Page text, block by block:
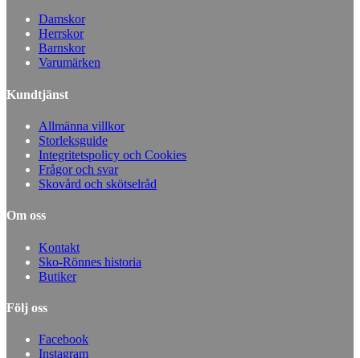
Damskor
Herrskor
Barnskor
Varumärken
Kundtjänst
Allmänna villkor
Storleksguide
Integritetspolicy och Cookies
Frågor och svar
Skovård och skötselråd
Om oss
Kontakt
Sko-Rönnes historia
Butiker
Följ oss
Facebook
Instagram